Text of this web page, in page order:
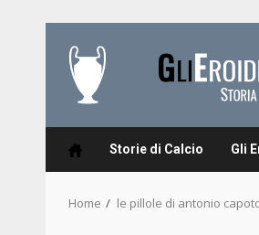
content
Storie di Calcio Gli
Home le pillole di antonio